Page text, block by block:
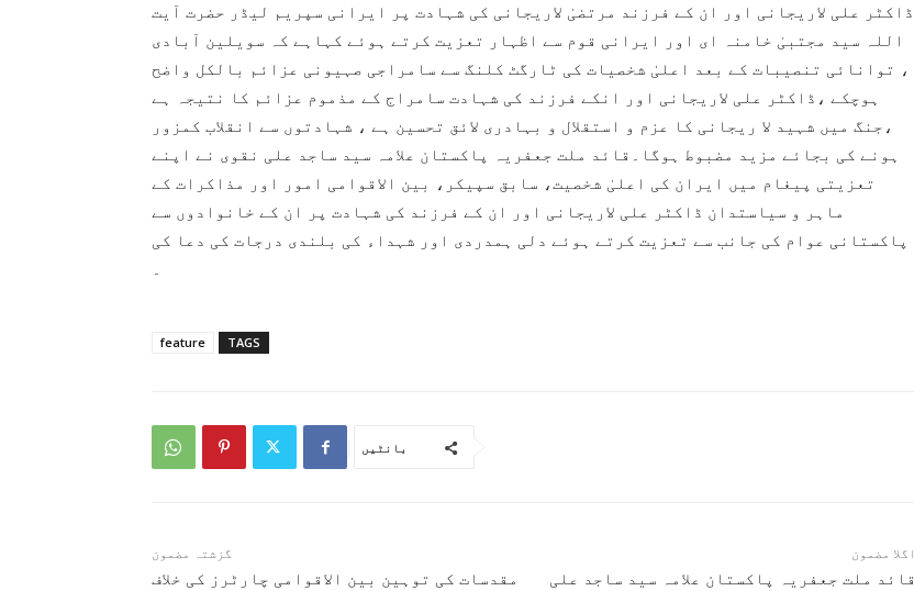
ڈاکٹر علی لاریجانی اور ان کے فرزند مرتضیٰ لاریجانی کی شہادت پر ایرانی سپریم لیڈر حضرت آیت
اللہ سید مجتبیٰ خامنہ ای اور ایرانی قوم سے اظہار تعزیت کرتے ہوئے کہاہے کہ سویلین آبادی
، توانائی تنصیبات کے بعد اعلیٰ شخصیات کی ٹارگٹ کلنگ سے سامراجی صہیونی عزائم بالکل واضح
ہوچکے ،ڈاکٹر علی لاریجانی اور انکے فرزند کی شہادت سامراج کے مذموم عزائم کا نتیجہ ہے
،جنگ میں شہید لا ریجانی کا عزم و استقلال و بہادری لائق تحسین ہے ، شہادتوں سے انقلاب کمزور
ہونے کی بجائے مزید مضبوط ہوگا۔قائد ملت جعفریہ پاکستان علامہ سید ساجد علی نقوی نے اپنے
تعزیتی پیغام میں ایران کی اعلیٰ شخصیت، سابق سپیکر، بین الاقوامی امور اور مذاکرات کے
ماہر و سیاستدان ڈاکٹر علی لاریجانی اور ان کے فرزند کی شہادت پر ان کے خانوادوں سے
پاکستانی عوام کی جانب سے تعزیت کرتے ہوئے دلی ہمدردی اور شہداء کی بلندی درجات کی دعا کی
۔
TAGS
feature
بانٹیں
گزشتہ مضمون
مقدسات کی توہین بین الاقوامی چارٹرز کی خلاف
اگلا مضمون
قائد ملت جعفریہ پاکستان علامہ سید ساجد علی